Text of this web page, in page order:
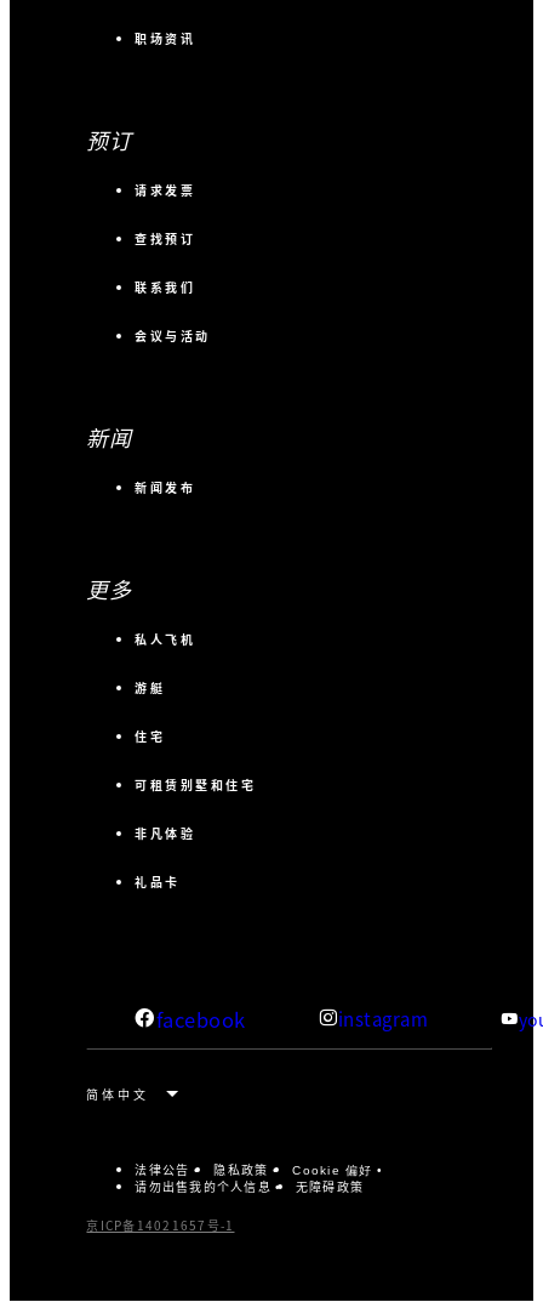
职场资讯
预订
请求发票
查找预订
联系我们
会议与活动
新闻
新闻发布
更多
私人飞机
游艇
住宅
可租赁别墅和住宅
非凡体验
礼品卡
facebook instagram
法律公告 隐私政策 Cookie 偏好
请勿出售我的个人信息 无障碍政策
京ICP备14021657号-1